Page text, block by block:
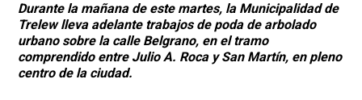
Durante la mañana de este martes, la Municipalidad de
Trelew lleva adelante trabajos de poda de arbolado
urbano sobre la calle Belgrano, en el tramo
comprendido entre Julio A. Roca y San Martín, en pleno
centro de la ciudad.